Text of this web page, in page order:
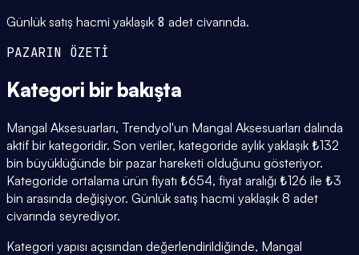
Günlük satış hacmi yaklaşık 8 adet civarında.
PAZARIN ÖZETİ
Kategori bir bakışta
Mangal Aksesuarları, Trendyol'un Mangal Aksesuarları dalında
aktif bir kategoridir. Son veriler, kategoride aylık yaklaşık ₺132
bin büyüklüğünde bir pazar hareketi olduğunu gösteriyor.
Kategoride ortalama ürün fiyatı ₺654, fiyat aralığı ₺126 ile ₺3
bin arasında değişiyor. Günlük satış hacmi yaklaşık 8 adet
civarında seyrediyor.
Kategori yapısı açısından değerlendirildiğinde, Mangal